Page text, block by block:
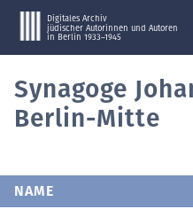
Digitales Archiv
jüdischer Autorinnen und Autoren
in Berlin 1933–1945
Synagoge
Berlin-Mitte
NAME